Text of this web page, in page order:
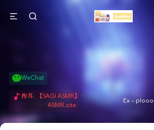
Ex -
WeChat
掏耳: 【SAGI ASMR】今天就由阿米娅给博士掏耳吧「耳勺x鹅毛棒x吹气」 Hi-Res无损助眠 + 单刷: ASMR 精选4.0｜ 陪伴天花板 ✦扶扶の温柔哄睡 ✦ 顶级道具和语气词的交融 ✦ 扶桑大红花、
ASMR.site